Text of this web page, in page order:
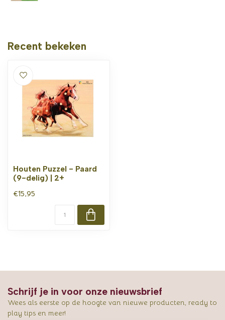
Recent bekeken
Houten Puzzel - Paard
(9-delig) | 2+
€15,95
Schrijf je in voor onze nieuwsbrief
Wees als eerste op de hoogte van nieuwe producten, ready to
play tips en meer!